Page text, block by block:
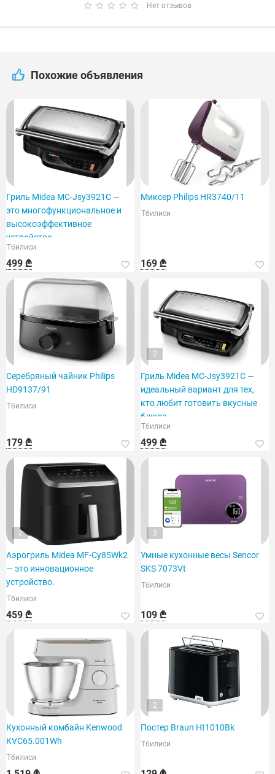
Нет отзывов
Похожие объявления
Гриль Midea MC-Jsy3921C —
это многофункциональное и
высокоэффективное
устройство.
Тбилиси
499 ₾
Миксер Philips HR3740/11
Тбилиси
169 ₾
Серебряный чайник Philips
HD9137/91
Тбилиси
179 ₾
2
Гриль Midea MC-Jsy3921C —
идеальный вариант для тех,
кто любит готовить вкусные
блюда.
Тбилиси
499 ₾
2
Аэрогриль Midea MF-Cy85Wk2
— это инновационное
устройство.
Тбилиси
459 ₾
3
Умные кухонные весы Sencor
SKS 7073Vt
Тбилиси
109 ₾
Кухонный комбайн Kenwood
KVC65.001Wh
Тбилиси
2
Постер Braun Ht1010Bk
Тбилиси